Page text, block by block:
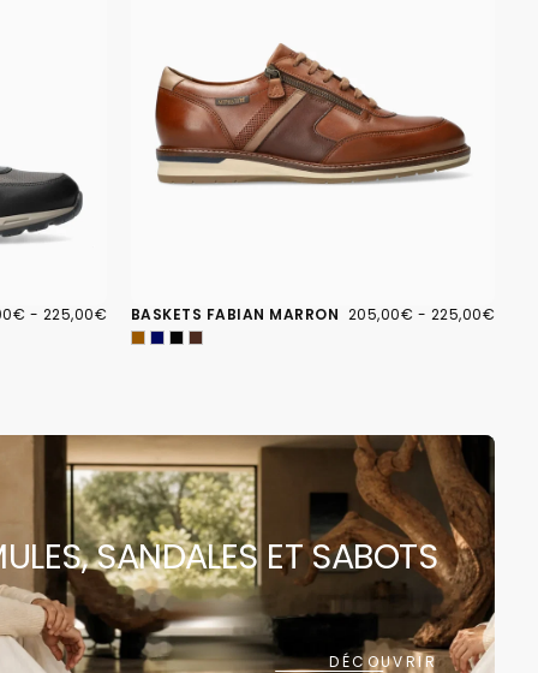
- PRIX
225,00€ BASKETS FABIAN MARRON 205,00€
PRIX
205,00€ - PRIX
225,00€
SANDALES ET SABOTS
DÉCOUVRIR
est
vide